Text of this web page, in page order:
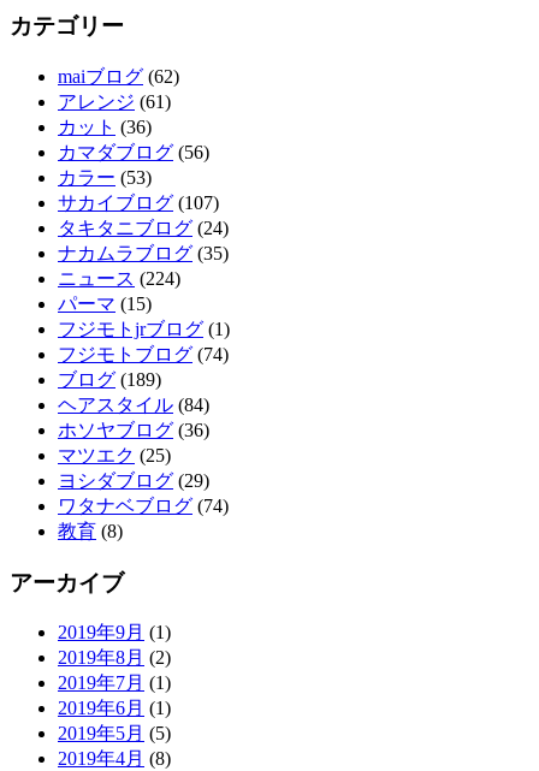
カテゴリー
maiブログ (62)
アレンジ (61)
カット (36)
カマダブログ (56)
カラー (53)
サカイブログ (107)
タキタニブログ (24)
ナカムラブログ (35)
ニュース (224)
パーマ (15)
フジモトjrブログ (1)
フジモトブログ (74)
ブログ (189)
ヘアスタイル (84)
ホソヤブログ (36)
マツエク (25)
ヨシダブログ (29)
ワタナベブログ (74)
教育 (8)
アーカイブ
2019年9月 (1)
2019年8月 (2)
2019年7月 (1)
2019年6月 (1)
2019年5月 (5)
2019年4月 (8)